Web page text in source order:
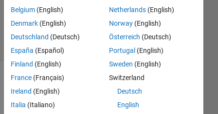
2013
22
Visualizzazioni
(30 giorni)
Belgium (English)
Denmark (English)
Deutschland (Deutsch)
España (Español)
Finland (English)
France (Français)
Ireland (English)
Italia (Italiano)
Netherlands(English)
Norway(English)
Österreich (Deutsch)
Portugal (English)
Sweden (English)
Switzerland
Deutsch
English